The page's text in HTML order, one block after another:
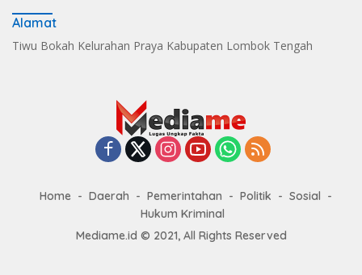
Alamat
Tiwu Bokah Kelurahan Praya Kabupaten Lombok Tengah
Home Daerah Pemerintahan Politik
Sosial
Hukum Kriminal
Mediame.id © 2021, All Rights Reserved